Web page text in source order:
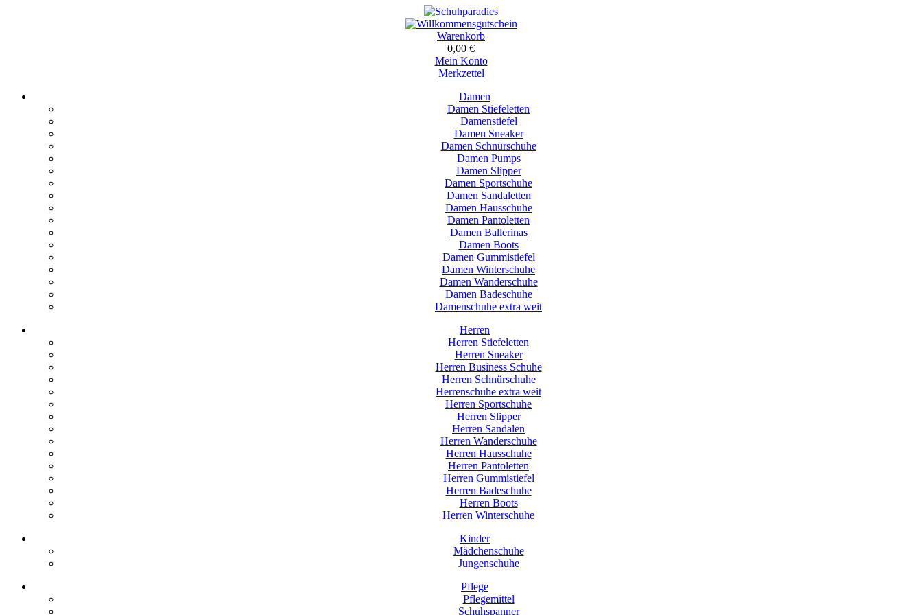
Warenkorb
0,00 €
Mein Konto
Merkzettel
Damen
Damen Stiefeletten
Damenstiefel
Damen Sneaker
Damen Schnürschuhe
Damen Pumps
Damen Slipper
Damen Sportschuhe
Damen Sandaletten
Damen Hausschuhe
Damen Pantoletten
Damen Ballerinas
Damen Boots
Damen Gummistiefel
Damen Winterschuhe
Damen Wanderschuhe
Damen Badeschuhe
Damenschuhe extra weit
Herren
Herren Stiefeletten
Herren Sneaker
Herren Business Schuhe
Herren Schnürschuhe
Herrenschuhe extra weit
Herren Sportschuhe
Herren Slipper
Herren Sandalen
Herren Wanderschuhe
Herren Hausschuhe
Herren Pantoletten
Herren Gummistiefel
Herren Badeschuhe
Herren Boots
Herren Winterschuhe
Kinder
Mädchenschuhe
Jungenschuhe
Pflege
Pflegemittel
Schuhspanner